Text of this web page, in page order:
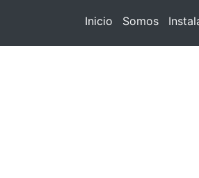
Inicio Somos